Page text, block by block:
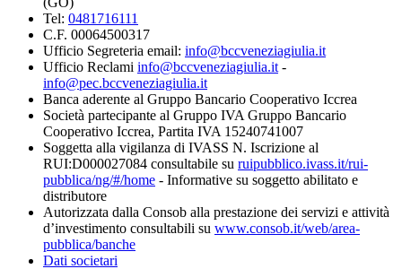
Tel: 0481716111
C.F. 00064500317
Ufficio Segreteria email: info@bccveneziagiulia.it
Ufficio Reclami info@bccveneziagiulia.it -
info@pec.bccveneziagiulia.it
Banca aderente al Gruppo Bancario Cooperativo Iccrea
Società partecipante al Gruppo IVA Gruppo Bancario
Cooperativo Iccrea, Partita IVA 15240741007
Soggetta alla vigilanza di IVASS N. Iscrizione al
RUI:D000027084 consultabile su ruipubblico.ivass.it/rui-
pubblica/ng/#/home - Informative su soggetto abilitato e
distributore
Autorizzata dalla Consob alla prestazione dei servizi e attività
d’investimento consultabili su www.consob.it/web/area-
pubblica/banche
Dati societari